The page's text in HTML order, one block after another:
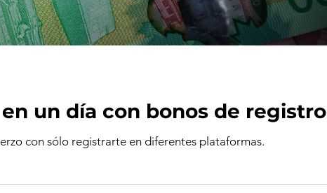
un día con bonos de registro
con sólo registrarte en diferentes plataformas.